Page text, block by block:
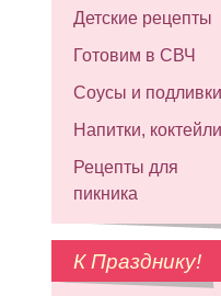
Детские рецепты
Готовим в СВЧ
Соусы и подливки
Напитки, коктейли
Рецепты для
пикника
К Празднику!